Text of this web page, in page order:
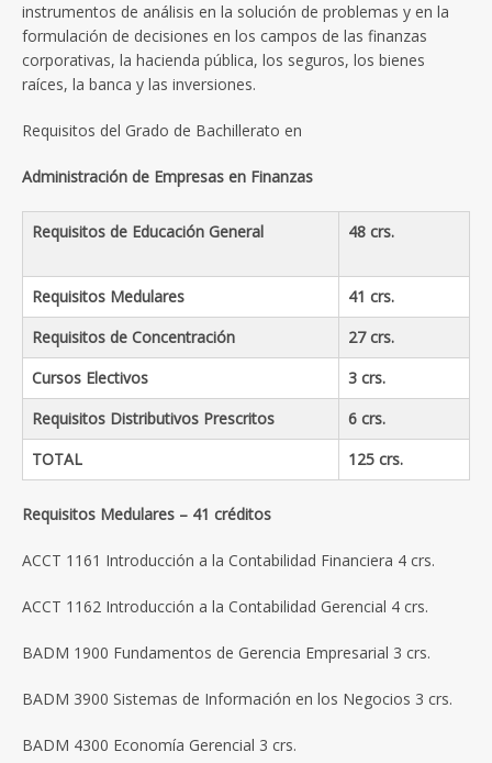
instrumentos de análisis en la solución de problemas y en la
formulación de decisiones en los campos de las finanzas
corporativas, la hacienda pública, los seguros, los bienes
raíces, la banca y las inversiones.
Requisitos del Grado de Bachillerato en
Administración de Empresas en Finanzas
Requisitos de Educación General 48 crs.
Requisitos Medulares
41 crs.
Requisitos de Concentración
27 crs.
Cursos Electivos
3 crs.
Requisitos Distributivos Prescritos
6 crs.
TOTAL
125 crs.
Requisitos Medulares – 41 créditos
ACCT 1161 Introducción a la Contabilidad Financiera 4 crs.
ACCT 1162 Introducción a la Contabilidad Gerencial 4 crs.
BADM 1900 Fundamentos de Gerencia Empresarial 3 crs.
BADM 3900 Sistemas de Información en los Negocios 3 crs.
BADM 4300 Economía Gerencial 3 crs.